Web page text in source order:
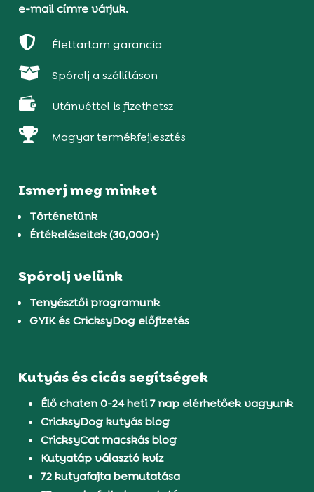
e-mail címre várjuk.
 Élettartam garancia
 Spórolj a szállításon
 Utánvéttel is fizethetsz
 Magyar termékfejlesztés
Ismerj meg minket
Történetünk
Értékeléseitek (30,000+)
Spórolj velünk
Tenyésztői programunk
GYIK és CricksyDog előfizetés
Kutyás és cicás segítségek
Élő chaten 0-24 heti 7 nap elérhetőek vagyunk
CricksyDog kutyás blog
CricksyCat macskás blog
Kutyatáp választó kvíz
72 kutyafajta bemutatása